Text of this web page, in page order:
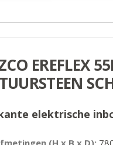
EREFLEX
elektrische